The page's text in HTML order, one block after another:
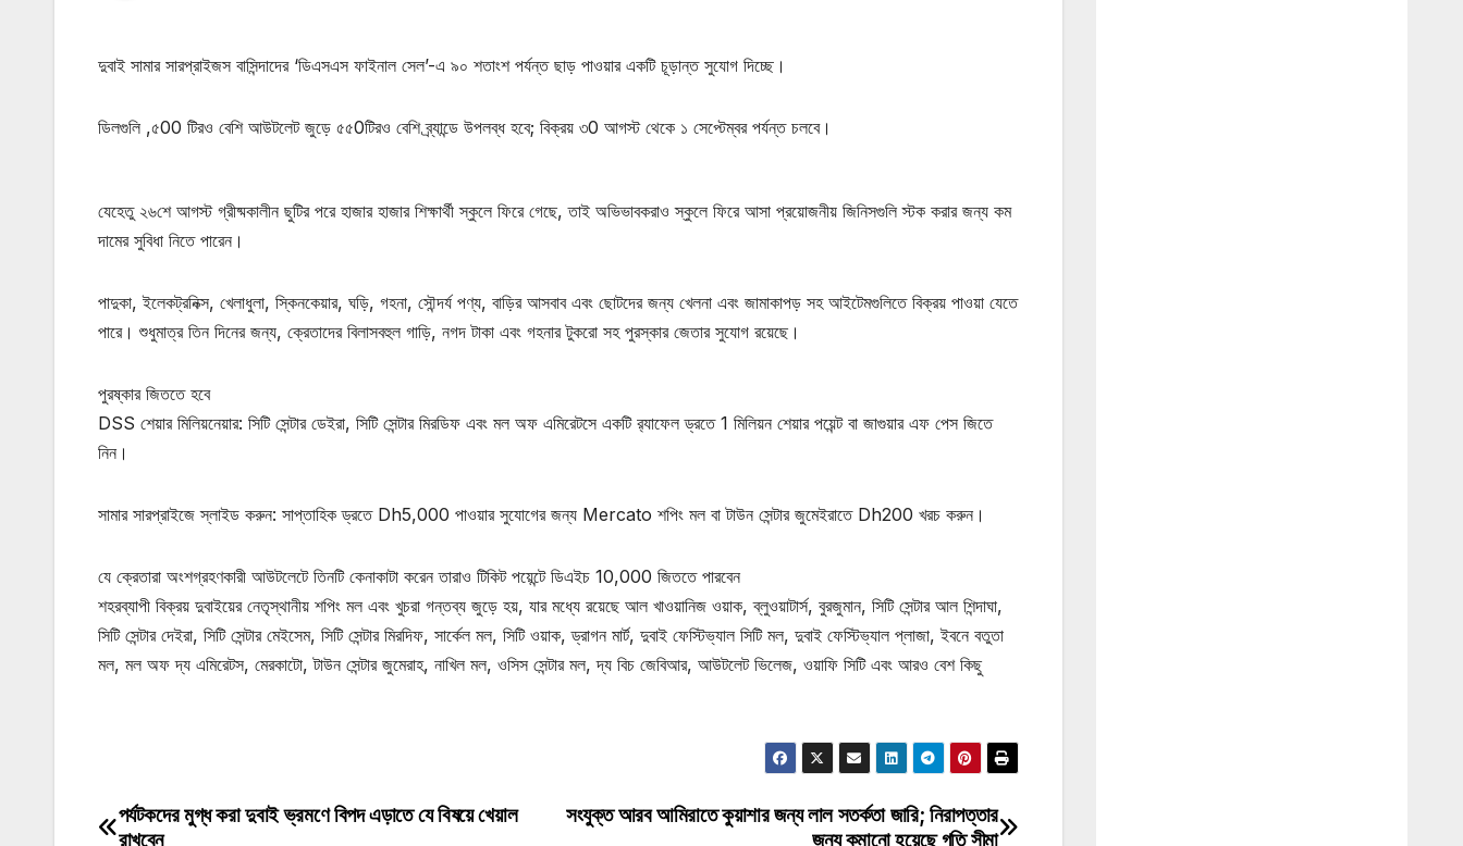
দুবাই সামার সারপ্রাইজস বাসিন্দাদের ‘ডিএসএস ফাইনাল সেল’-এ ৯০ শতাংশ পর্যন্ত ছাড় পাওয়ার একটি চূড়ান্ত সুযোগ দিচ্ছে।
ডিলগুলি ,৫00 টিরও বেশি আউটলেট জুড়ে ৫৫0টিরও বেশি ব্র্যান্ডে উপলব্ধ হবে; বিক্রয় ৩0 আগস্ট থেকে ১ সেপ্টেম্বর পর্যন্ত চলবে।
যেহেতু ২৬শে আগস্ট গ্রীষ্মকালীন ছুটির পরে হাজার হাজার শিক্ষার্থী স্কুলে ফিরে গেছে, তাই অভিভাবকরাও স্কুলে ফিরে আসা প্রয়োজনীয় জিনিসগুলি স্টক করার জন্য কম
দামের সুবিধা নিতে পারেন।
পাদুকা, ইলেকট্রনিক্স, খেলাধুলা, স্কিনকেয়ার, ঘড়ি, গহনা, সৌন্দর্য পণ্য, বাড়ির আসবাব এবং ছোটদের জন্য খেলনা এবং জামাকাপড় সহ আইটেমগুলিতে বিক্রয় পাওয়া যেতে
পারে। শুধুমাত্র তিন দিনের জন্য, ক্রেতাদের বিলাসবহুল গাড়ি, নগদ টাকা এবং গহনার টুকরো সহ পুরস্কার জেতার সুযোগ রয়েছে।
পুরষ্কার জিততে হবে
DSS শেয়ার মিলিয়নেয়ার: সিটি সেন্টার ডেইরা, সিটি সেন্টার মিরডিফ এবং মল অফ এমিরেটসে একটি র‌্যাফেল ড্রতে 1 মিলিয়ন শেয়ার পয়েন্ট বা জাগুয়ার এফ পেস জিতে
নিন।
সামার সারপ্রাইজে স্লাইড করুন: সাপ্তাহিক ড্রতে Dh5,000 পাওয়ার সুযোগের জন্য Mercato শপিং মল বা টাউন সেন্টার জুমেইরাতে Dh200 খরচ করুন।
যে ক্রেতারা অংশগ্রহণকারী আউটলেটে তিনটি কেনাকাটা করেন তারাও টিকিট পয়েন্টে ডিএইচ 10,000 জিততে পারবেন
শহরব্যাপী বিক্রয় দুবাইয়ের নেতৃস্থানীয় শপিং মল এবং খুচরা গন্তব্য জুড়ে হয়, যার মধ্যে রয়েছে আল খাওয়ানিজ ওয়াক, ব্লুওয়াটার্স, বুরজুমান, সিটি সেন্টার আল শিন্দাঘা,
সিটি সেন্টার দেইরা, সিটি সেন্টার মেইসেম, সিটি সেন্টার মিরদিফ, সার্কেল মল, সিটি ওয়াক, ড্রাগন মার্ট, দুবাই ফেস্টিভ্যাল সিটি মল, দুবাই ফেস্টিভ্যাল প্লাজা, ইবনে বতুতা
মল, মল অফ দ্য এমিরেটস, মেরকাটো, টাউন সেন্টার জুমেরাহ, নাখিল মল, ওসিস সেন্টার মল, দ্য বিচ জেবিআর, আউটলেট ভিলেজ, ওয়াফি সিটি এবং আরও বেশ কিছু
Post
সংযুক্ত আরব আমিরাতে কুয়াশার জন্য লাল সতর্কতা জারি; নিরাপত্তার
জন্য কমানো হয়েছে গতি সীমা
পর্যটকদের মুগ্ধ করা দুবাই ভ্রমণে বিপদ এড়াতে যে বিষয়ে খেয়াল
রাখবেন